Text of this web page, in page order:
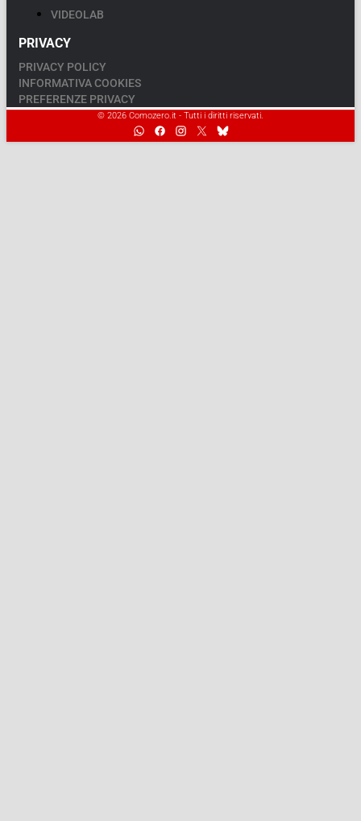
VIDEOLAB
PRIVACY
PRIVACY POLICY
INFORMATIVA COOKIES
PREFERENZE PRIVACY
© 2026 Comozero.it - Tutti i diritti riservati.